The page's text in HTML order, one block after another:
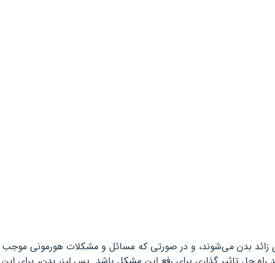
زائد بدن می‌شوند، و در صورتی که مسائل و مشکلات هورمونی موجب